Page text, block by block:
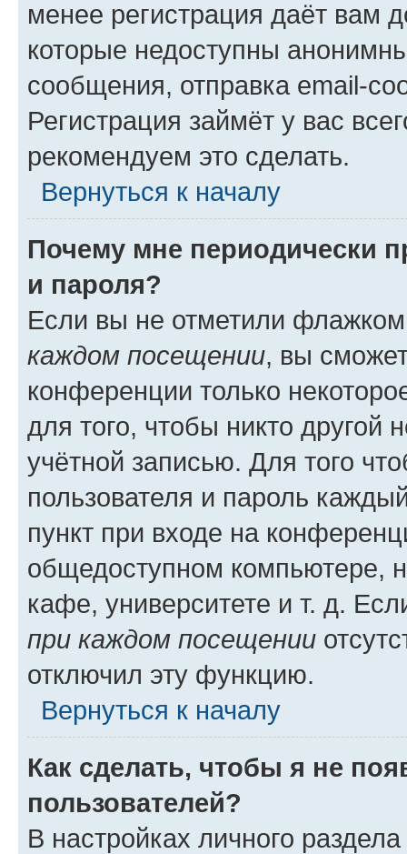
менее регистрация даёт вам
которые недоступны
сообщения, отправка email-
Регистрация займёт у вас
рекомендуем это сделать.
Вернуться к началу
Почему мне периодически
и пароля?
Если вы не отметили
каждом посещении, вы
конференции только
для того, чтобы никто другой
учётной записью. Для того
пользователя и пароль
пункт при входе на
общедоступном компьютере,
кафе, университете и т. д.
при каждом посещении
отключил эту функцию.
Вернуться к началу
Как сделать, чтобы я не
пользователей?
В настройках личного